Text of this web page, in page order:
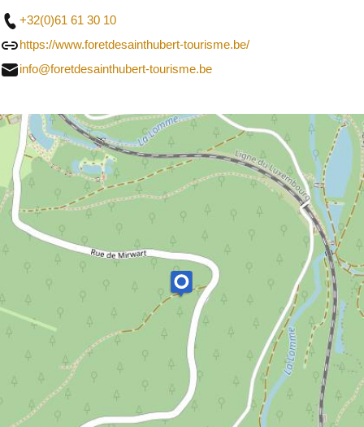
+32(0)61 61 30 10
https://www.foretdesainthubert-tourisme.be/
info@foretdesainthubert-tourisme.be